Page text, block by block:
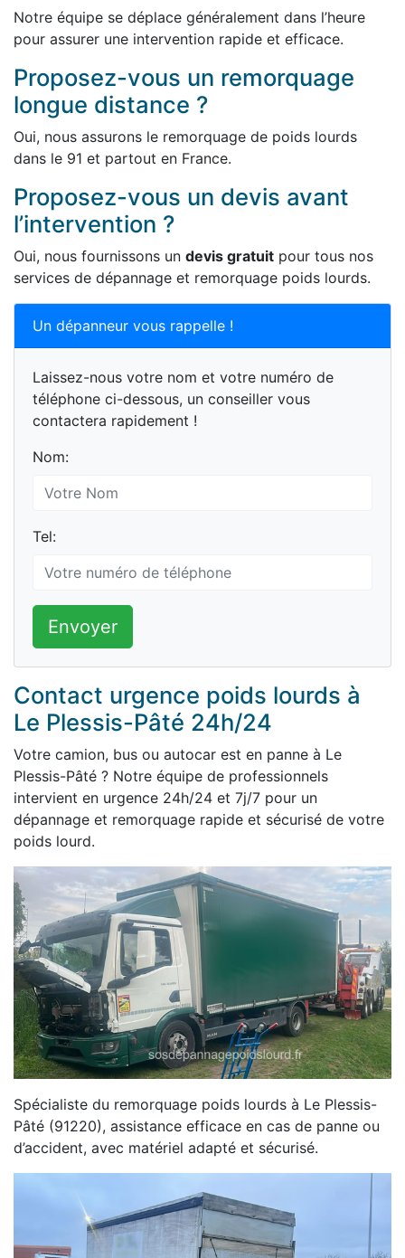
Notre équipe se déplace généralement dans l’heure
pour assurer une intervention rapide et efficace.
Proposez-vous un remorquage
longue distance ?
Oui, nous assurons le remorquage de poids lourds
dans le 91 et partout en France.
Proposez-vous un devis avant
l’intervention ?
Oui, nous fournissons un devis gratuit pour tous nos
services de dépannage et remorquage poids lourds.
Un dépanneur vous rappelle !
Laissez-nous votre nom et votre numéro de
téléphone ci-dessous, un conseiller vous
contactera rapidement !
Nom:
Tel:
Envoyer
Contact urgence poids lourds à
Le Plessis-Pâté 24h/24
Votre camion, bus ou autocar est en panne à Le
Plessis-Pâté ? Notre équipe de professionnels
intervient en urgence 24h/24 et 7j/7 pour un
dépannage et remorquage rapide et sécurisé de votre
poids lourd.
Spécialiste du remorquage poids lourds à Le Plessis-
Pâté (91220), assistance efficace en cas de panne ou
d’accident, avec matériel adapté et sécurisé.